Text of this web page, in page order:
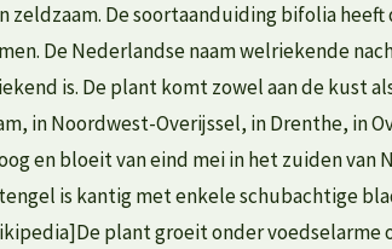
De soortaanduiding bifolia
De Nederlandse naam welriekende
is. De plant komt zowel aan de kust
in Noordwest-Overijssel, in Drenthe, in
en bloeit van eind mei in het zuiden
is kantig met enkele schubachtige
plant groeit onder